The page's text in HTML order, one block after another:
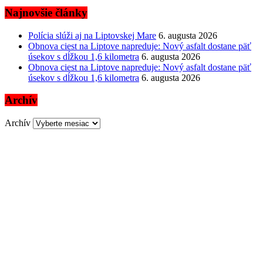
Najnovšie články
Polícia slúži aj na Liptovskej Mare 6. augusta 2026
Obnova ciest na Liptove napreduje: Nový asfalt dostane päť
úsekov s dĺžkou 1,6 kilometra 6. augusta 2026
Obnova ciest na Liptove napreduje: Nový asfalt dostane päť
úsekov s dĺžkou 1,6 kilometra 6. augusta 2026
Archív
Archív